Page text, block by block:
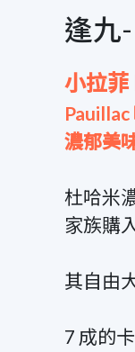
逢九
小拉菲
濃郁美
杜哈米
家族購
其自由
7 成的